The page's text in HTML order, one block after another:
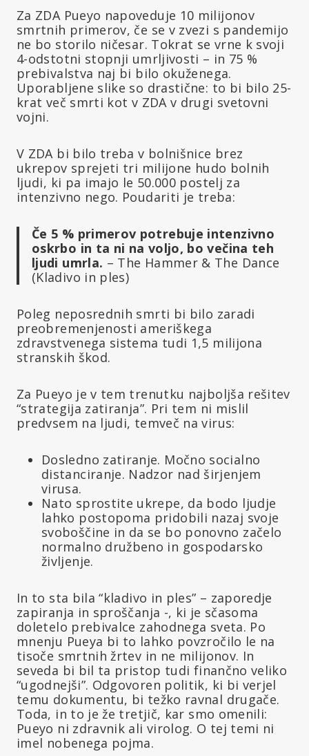
Za ZDA Pueyo napoveduje 10 milijonov
smrtnih primerov, če se v zvezi s pandemijo
ne bo storilo ničesar. Tokrat se vrne k svoji
4-odstotni stopnji umrljivosti – in 75 %
prebivalstva naj bi bilo okuženega.
Uporabljene slike so drastične: to bi bilo 25-
krat več smrti kot v ZDA v drugi svetovni
vojni.
V ZDA bi bilo treba v bolnišnice brez
ukrepov sprejeti tri milijone hudo bolnih
ljudi, ki pa imajo le 50.000 postelj za
intenzivno nego. Poudariti je treba:
Če 5 % primerov potrebuje intenzivno
oskrbo in ta ni na voljo, bo večina teh
ljudi umrla. – The Hammer & The Dance
(Kladivo in ples)
Poleg neposrednih smrti bi bilo zaradi
preobremenjenosti ameriškega
zdravstvenega sistema tudi 1,5 milijona
stranskih škod.
Za Pueyo je v tem trenutku najboljša rešitev
“strategija zatiranja”. Pri tem ni mislil
predvsem na ljudi, temveč na virus:
Dosledno zatiranje. Močno socialno
distanciranje. Nadzor nad širjenjem
virusa.
Nato sprostite ukrepe, da bodo ljudje
lahko postopoma pridobili nazaj svoje
svoboščine in da se bo ponovno začelo
normalno družbeno in gospodarsko
življenje.
In to sta bila “kladivo in ples” – zaporedje
zapiranja in sproščanja -, ki je sčasoma
doletelo prebivalce zahodnega sveta. Po
mnenju Pueya bi to lahko povzročilo le na
tisoče smrtnih žrtev in ne milijonov. In
seveda bi bil ta pristop tudi finančno veliko
“ugodnejši”. Odgovoren politik, ki bi verjel
temu dokumentu, bi težko ravnal drugače.
Toda, in to je že tretjič, kar smo omenili:
Pueyo ni zdravnik ali virolog. O tej temi ni
imel nobenega pojma.